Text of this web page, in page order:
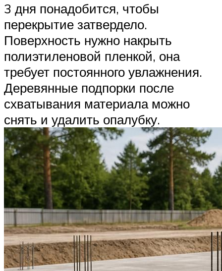
3 дня понадобится, чтобы
перекрытие затвердело.
Поверхность нужно накрыть
полиэтиленовой пленкой, она
требует постоянного увлажнения.
Деревянные подпорки после
схватывания материала можно
снять и удалить опалубку.